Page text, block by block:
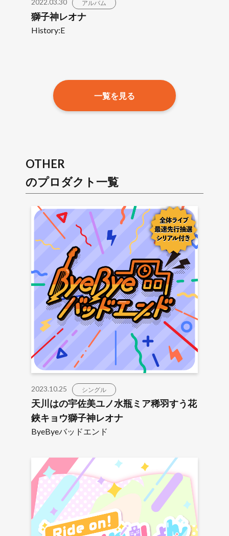
2022.03.30 アルバム
獅子神レオナ
History:E
一覧を見る
OTHER
のプロダクト一覧
2023.10.25 シングル
天川はの宇佐美ユノ水瓶ミア稀羽すう花
鋏キョウ獅子神レオナ
ByeByeバッドエンド